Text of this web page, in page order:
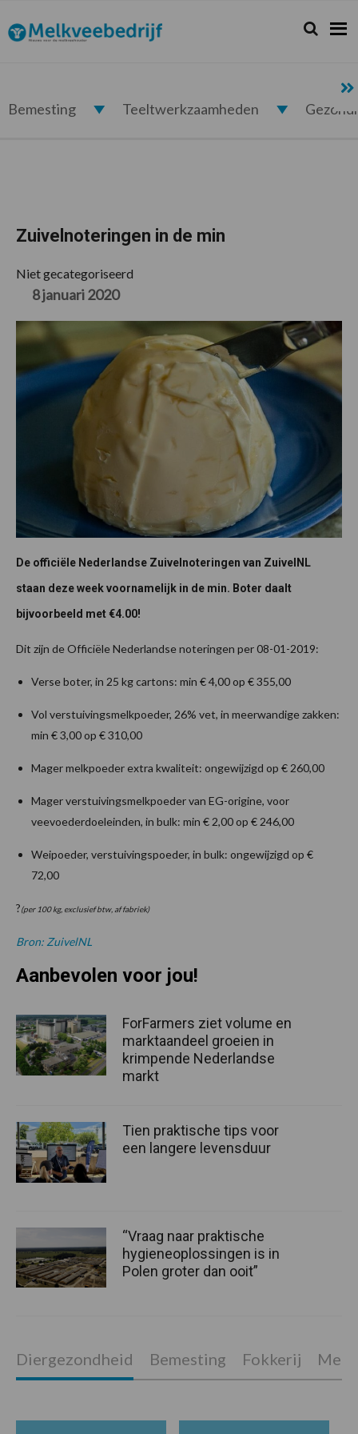
de
hoofdnavigatie
de
hoofd
de
eerste
de
voettekst
Melkveebedrijf.nl Zoeken...
Zoek
Bemesting Teeltwerkzaamheden
Zuivelnoteringen in de min
Niet gecategoriseerd
8 januari 2020
De officiële Nederlandse Zuivelnoteringen van ZuivelNL
staan deze week voornamelijk in de min. Boter daalt
bijvoorbeeld met €4.00!
Dit zijn de Officiële Nederlandse noteringen per 08-01-2019:
Verse boter, in 25 kg cartons: min € 4,00 op € 355,00
Vol verstuivingsmelkpoeder, 26% vet, in meerwandige zakken:
min € 3,00 op € 310,00
Mager melkpoeder extra kwaliteit: ongewijzigd op € 260,00
Mager verstuivingsmelkpoeder van EG-origine, voor
veevoederdoeleinden, in bulk: min € 2,00 op € 246,00
Weipoeder, verstuivingspoeder, in bulk: ongewijzigd op €
72,00
?(per 100 kg, exclusief btw, af fabriek)
Bron: ZuivelNL
Aanbevolen voor jou!
ForFarmers ziet volume en
marktaandeel groeien in
krimpende Nederlandse
markt
Tien praktische tips voor
een langere levensduur
“Vraag naar praktische
hygieneoplossingen is in
Polen groter dan ooit”
Diergezondheid Bemesting Fokkerij